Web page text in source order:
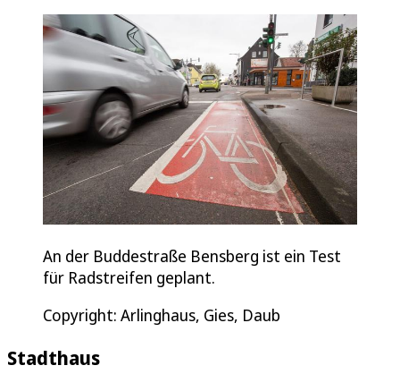
An der Buddestraße Bensberg ist ein Test
für Radstreifen geplant.
Copyright: Arlinghaus, Gies, Daub
Stadthaus